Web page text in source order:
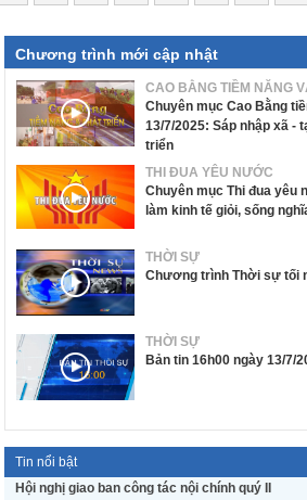
Chương trình mới cập nhật
CAO BẰNG TIỀM NĂNG
Chuyên mục Cao Bằng
13/7/2025: Sáp nhập xã -
triển
THI ĐUA YÊU NƯỚC
Chuyên mục Thi đua yêu
làm kinh tế giỏi, sống
THỜI SỰ
Chương trình Thời sự tối
THỜI SỰ
Bản tin 16h00 ngày 13/7/
Tin nổi bật
Hội nghị giao ban công tác nội chính quý II